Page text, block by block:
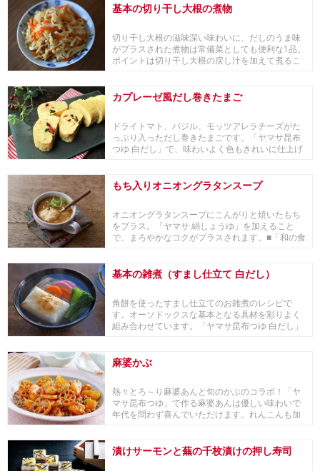
基本の切り干し大根の煮物
切り干し大根の滋味深い味わいに、だしのうま味
がプラスされた煮物は常備菜としても便利な1品。
ポイントは切り干し大根の戻し汁を加えて煮るこ
カプレーゼ風だし巻きたまご
ドライトマト、バジル、モッツアレラチーズがた
っぷり入っただし巻きたまごです。「ヤマサ昆布
つゆ 白だし」で、味わいよく色もきれいに仕上げ
もち入りオニオングラタンスープ
オニオングラタンスープにこんがりと焼いたもち
をプラス。「ヤマサ 絹しょうゆ」を加えること
で、まろやかなコクがプラスされます。■「和の食
基本の雑煮（すまし仕立て 白だし）
角餅を使ったすまし仕立てのお雑煮のレシピで
す。オーソドックスな基本となる具材を彩りよく
組み合わせています。「ヤマサ昆布つゆ 白だし」
麻婆かぶ
熱々とろ～り麻婆あんと旬のかぶのコラボ！「ヤ
マサ昆布つゆ」で作る麻婆あんは優しい味わいで
年代を問わず喜んでいただけます。れんこんも加
漬けサーモンと蕪の千枚漬けの押し寿司